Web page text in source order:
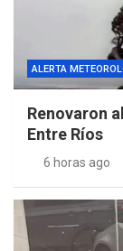
ALERTA
Renovaron
Entre Ríos
6 horas ago